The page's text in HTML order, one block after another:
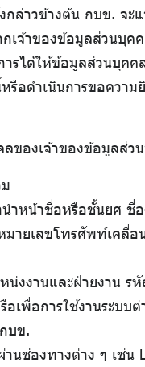
ล่าวข้างต้น กบข. จ
เจ้าของข้อมูลส่วนบุ
รได้ให้ข้อมูลส่วนบุค
รือดำเนินการขอควา
ของเจ้าของข้อมูลส่
หน้าชื่อหรือชั้นยศ ชื่อ
ายเลขโทรศัพท์เคลื่
น่งงานและฝ่ายงาน ร
อเพื่อการใช้งานระบ
บข.
นช่องทางต่าง ๆ เช่น